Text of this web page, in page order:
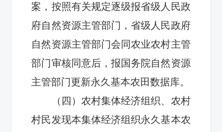
案， 按照有关规定逐级报省级人民政
府自然资源主管部门，省级 人民政府
自然资源主管部门会同农业农村主管
部门审核同意后，报国务院自然资源
主管部门更新永久基本农田数据库。
（ 四）农村集体经济组织、农村
村民发现本集体经济组织永久基本农